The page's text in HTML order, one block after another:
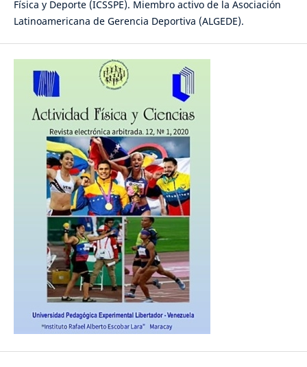
Física y Deporte (ICSSPE). Miembro activo de la Asociación
Latinoamericana de Gerencia Deportiva (ALGEDE).